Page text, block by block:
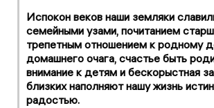
Испокон веков наши земляки
семейными узами, почитанием
трепетным отношением к родному
домашнего очага, счастье быть
внимание к детям и бескорыстная
близких наполняют нашу жизнь
радостью.